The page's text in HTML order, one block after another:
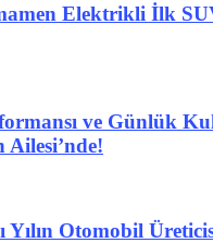
Elektrikli İlk
ve Günlük
Ailesi’nde!
Yılın Otomobil